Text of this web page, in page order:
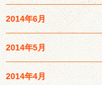
2014年6月
2014年5月
2014年4月